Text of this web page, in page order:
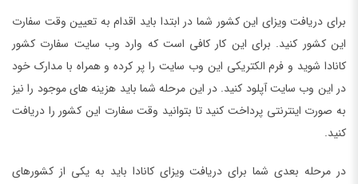
برای دریافت ویزای این کشور شما در ابتدا باید اقدام به تعیین وقت سفارت
این کشور کنید. برای این کار کافی است که وارد وب سایت سفارت کشور
کانادا شوید و فرم الکتریکی این وب سایت را پر کرده و همراه با مدارک خود
در این وب سایت آپلود کنید. در این مرحله شما باید هزینه های موجود را نیز
به صورت اینترنتی پرداخت کنید تا بتوانید وقت سفارت این کشور را دریافت
کنید.
در مرحله بعدی شما برای دریافت ویزای کانادا باید به یکی از کشورهای